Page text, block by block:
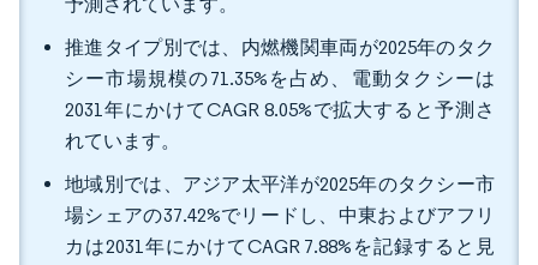
推進タイプ別では、内燃機関車両が2025年のタク
シー市場規模の71.35%を占め、電動タクシーは
2031年にかけてCAGR 8.05%で拡大すると予測さ
れています。
地域別では、アジア太平洋が2025年のタクシー市
場シェアの37.42%でリードし、中東およびアフリ
カは2031年にかけてCAGR 7.88%を記録すると見